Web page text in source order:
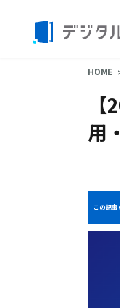
HOME
用
この記事